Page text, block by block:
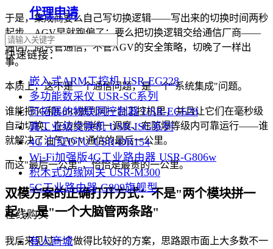
代理申请
快速链接：
嵌入式ARM工控机 USR-EG228
多功能数采仪 USR-SC系列
可拓展的物联网控制器 USR-EG628
真工业级交换机 USR-ISG系列
4G 口红DTU USR-DR154
Wi-Fi加强版4G工业路由器 USR-G806w
积木式边缘网关 USR-M300
5G工业路由器 G809旗舰型
在线购买
有人商城
于是，集成商要么自己写切换逻辑——写出来的切换时间两秒
起步，AGV早就跑偏了；要么把切换逻辑交给通信厂商——
通信厂商只管通信，不管AGV的安全策略，切晚了一样出
事。
本质上，这不是一个通信问题，是一个"系统集成"问题。
谁能把5G和LoRa做到同一台工控机里，并且让它们在毫秒级
自动切换、在边缘侧统一调度、在防爆等级内可靠运行——谁
就解决了油气AGV通信的最后一公里。
而这"最后一公里"，恰恰是最贵的一公里。
双模方案的正确打开方式：不是"两个模块拼一
起"，是"一个大脑管两条路"
我后来见过一个做得比较好的方案，思路跟市面上大多数不一